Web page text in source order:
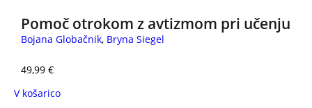
Pomoč otrokom z avtizmom pri učenju
Bojana Globačnik, Bryna Siegel
49,99 €
V košarico